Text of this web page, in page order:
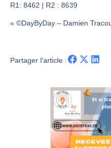
R1: 8462 | R2 : 8639
« ©DayByDay – Damien
Partager l'article :